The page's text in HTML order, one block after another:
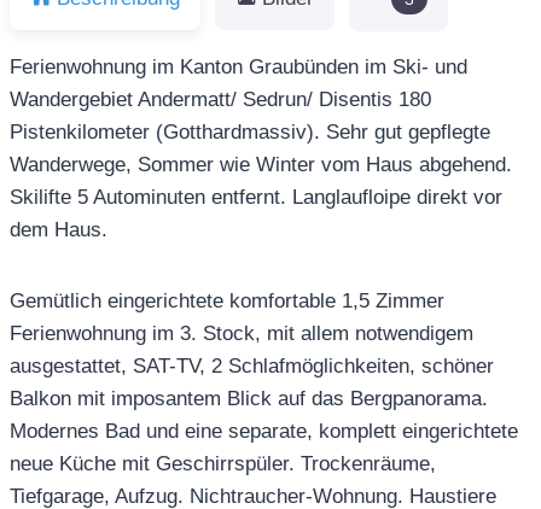
Ferienwohnung im Kanton Graubünden im Ski- und
Wandergebiet Andermatt/ Sedrun/ Disentis 180
Pistenkilometer (Gotthardmassiv). Sehr gut gepflegte
Wanderwege, Sommer wie Winter vom Haus abgehend.
Skilifte 5 Autominuten entfernt. Langlaufloipe direkt vor
dem Haus.
Gemütlich eingerichtete komfortable 1,5 Zimmer
Ferienwohnung im 3. Stock, mit allem notwendigem
ausgestattet, SAT-TV, 2 Schlafmöglichkeiten, schöner
Balkon mit imposantem Blick auf das Bergpanorama.
Modernes Bad und eine separate, komplett eingerichtete
neue Küche mit Geschirrspüler. Trockenräume,
Tiefgarage, Aufzug. Nichtraucher-Wohnung. Haustiere